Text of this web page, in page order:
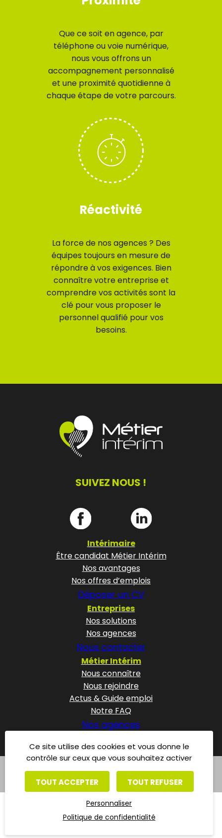
Que ce soit en agence, par
téléphone ou voie numérique,
nous vous offrons un
accompagnement personnalisé
et une proximité quotidienne à
chaque étape de votre parcours.
Réactivité
La force de nos agences ? Des
équipes toujours en mesure de
répondre à vos exigences. Bien
connaître votre entreprise et
comprendre vos activités sont la
clé pour vous proposer le
personnel qualifié pour vos
besoins.
SUIVEZ NOUS !
Intérimaire
Être candidat Métier Intérim
Nos avantages
Nos offres d’emplois
Déposer un CV
Entreprises
Nos solutions
Nos agences
Nous contacter
Métier Intérim
Nous connaître
Nous rejoindre
Actus & Guide emploi
Notre FAQ
Nos agences
Mentions légalesPolitique de confidentialité
Ce site utilise des cookies et vous donne le
contrôle sur ceux que vous souhaitez activer
TOUT ACCEPTER TOUT REFUSER
Personnaliser
Politique de confidentialité